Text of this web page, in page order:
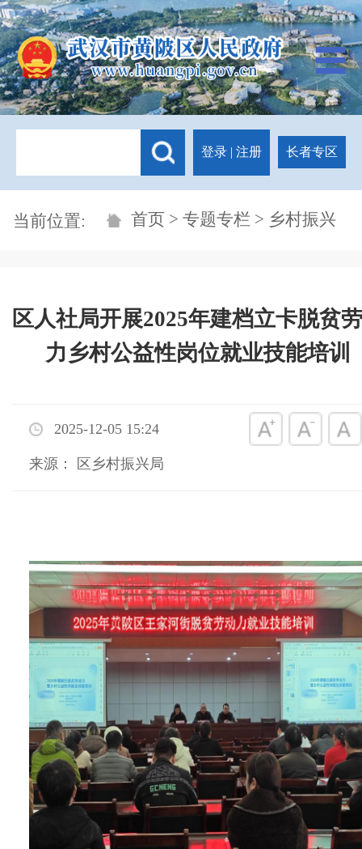
登录 | 注册 长者专区
当前位置: 首页 > 专题专栏 > 乡村振兴
区人社局开展2025年建档立卡脱贫
力乡村公益性岗位就业技能培训
2025-12-05 15:24
来源： 区乡村振兴局